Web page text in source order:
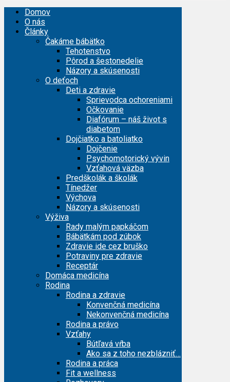
Domov
O nás
Články
Čakáme bábätko
Tehotenstvo
Pôrod a šestonedelie
Názory a skúsenosti
O deťoch
Deti a zdravie
Sprievodca ochoreniami
Očkovanie
Diafórum – náš život s
diabetom
Dojčiatko a batoliatko
Dojčenie
Psychomotorický vývin
Vzťahová väzba
Predškolák a školák
Tínedžer
Výchova
Názory a skúsenosti
Výživa
Rady malým papkáčom
Bábätkám pod zúbok
Zdravie ide cez bruško
Potraviny pre zdravie
Receptár
Domáca medicína
Rodina
Rodina a zdravie
Konvenčná medicína
Nekonvenčná medicína
Rodina a právo
Vzťahy
Bútľavá vŕba
Ako sa z toho nezblázniť…
Rodina a práca
Fit a wellness